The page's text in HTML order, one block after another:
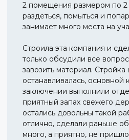
2 помещения размером по
раздеться, помыться и
занимает много места на
Строила эта компания и
только обсудили все
завозить материал.
останавливалась, основной
заключении выполнили
приятный запах свежего
остались довольны такой
отлично, сделали раньше
много, а приятно, не